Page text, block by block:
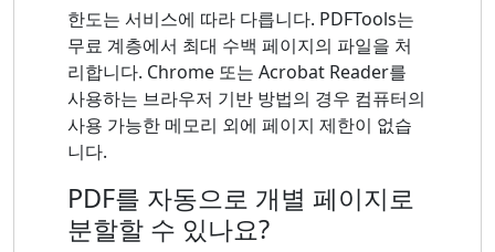
한도는 서비스에 따라 다릅니다. PDFTools는
무료 계층에서 최대 수백 페이지의 파일을 처
리합니다. Chrome 또는 Acrobat Reader를
사용하는 브라우저 기반 방법의 경우 컴퓨터의
사용 가능한 메모리 외에 페이지 제한이 없습
니다.
PDF를 자동으로 개별 페이지로
분할할 수 있나요?